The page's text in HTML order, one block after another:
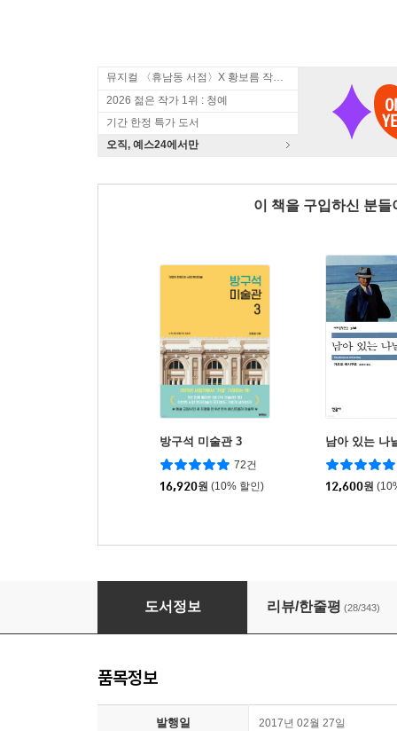
뮤지컬 〈휴남동 서점〉X 황보름 작가 북토크
2026 젊은 작가 1위 : 청예
기간 한정 특가 도서
오직, 예스24에서만
이 책을 구입하신 분
방구석 미술관 3
72건
16,920원 (10% 할인)
남아 있는 나
12,600원
도서정보 리뷰/한줄평 (28/343)
품목정보
발행일 2017년 02월 27일